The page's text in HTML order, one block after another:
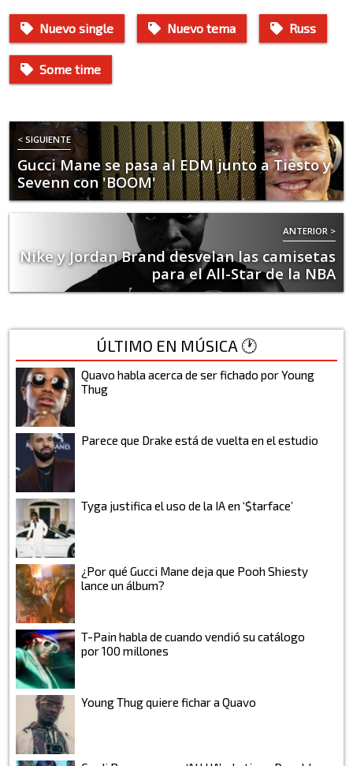
Nuevo single Nuevo tema Russ
Some time
< SIGUIENTE
Gucci Mane se pasa al EDM junto a Tiësto y
Sevenn con 'BOOM'
ANTERIOR >
Nike y Jordan Brand desvelan las camisetas
para el All-Star de la NBA
ÚLTIMO EN MÚSICA 🕐
Quavo habla acerca de ser fichado por Young
Thug
Parece que Drake está de vuelta en el estudio
Tyga justifica el uso de la IA en ‘$tarface’
¿Por qué Gucci Mane deja que Pooh Shiesty
lance un álbum?
T-Pain habla de cuando vendió su catálogo
por 100 millones
Young Thug quiere fichar a Quavo